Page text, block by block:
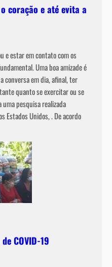
coração e até evita a
e estar em contato com os
Uma boa amizade é
conversa em dia, afinal, ter
quanto se exercitar ou se
pesquisa realizada
Estados Unidos, . De acordo
COVID-19